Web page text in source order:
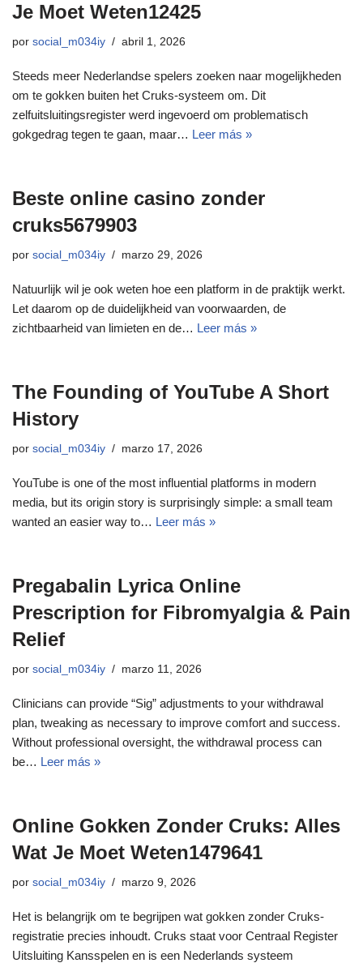
Je Moet Weten12425
por social_m034iy abril 1, 2026
Steeds meer Nederlandse spelers zoeken naar mogelijkheden
om te gokken buiten het Cruks-systeem om. Dit
zelfuitsluitingsregister werd ingevoerd om problematisch
gokgedrag tegen te gaan, maar… Leer más »
Beste online casino zonder
cruks5679903
por social_m034iy marzo 29, 2026
Natuurlijk wil je ook weten hoe een platform in de praktijk werkt.
Let daarom op de duidelijkheid van voorwaarden, de
zichtbaarheid van limieten en de… Leer más »
The Founding of YouTube A Short
History
por social_m034iy marzo 17, 2026
YouTube is one of the most influential platforms in modern
media, but its origin story is surprisingly simple: a small team
wanted an easier way to… Leer más »
Pregabalin Lyrica Online
Prescription for Fibromyalgia & Pain
Relief
por social_m034iy marzo 11, 2026
Clinicians can provide “Sig” adjustments to your withdrawal
plan, tweaking as necessary to improve comfort and success.
Without professional oversight, the withdrawal process can
be… Leer más »
Online Gokken Zonder Cruks: Alles
Wat Je Moet Weten1479641
por social_m034iy marzo 9, 2026
Het is belangrijk om te begrijpen wat gokken zonder Cruks-
registratie precies inhoudt. Cruks staat voor Centraal Register
Uitsluiting Kansspelen en is een Nederlands systeem